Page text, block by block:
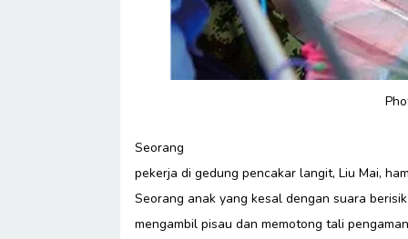
Seorang
pekerja di gedung pencakar langit, Liu Mai,
Seorang anak yang kesal dengan suara
mengambil pisau dan memotong tali